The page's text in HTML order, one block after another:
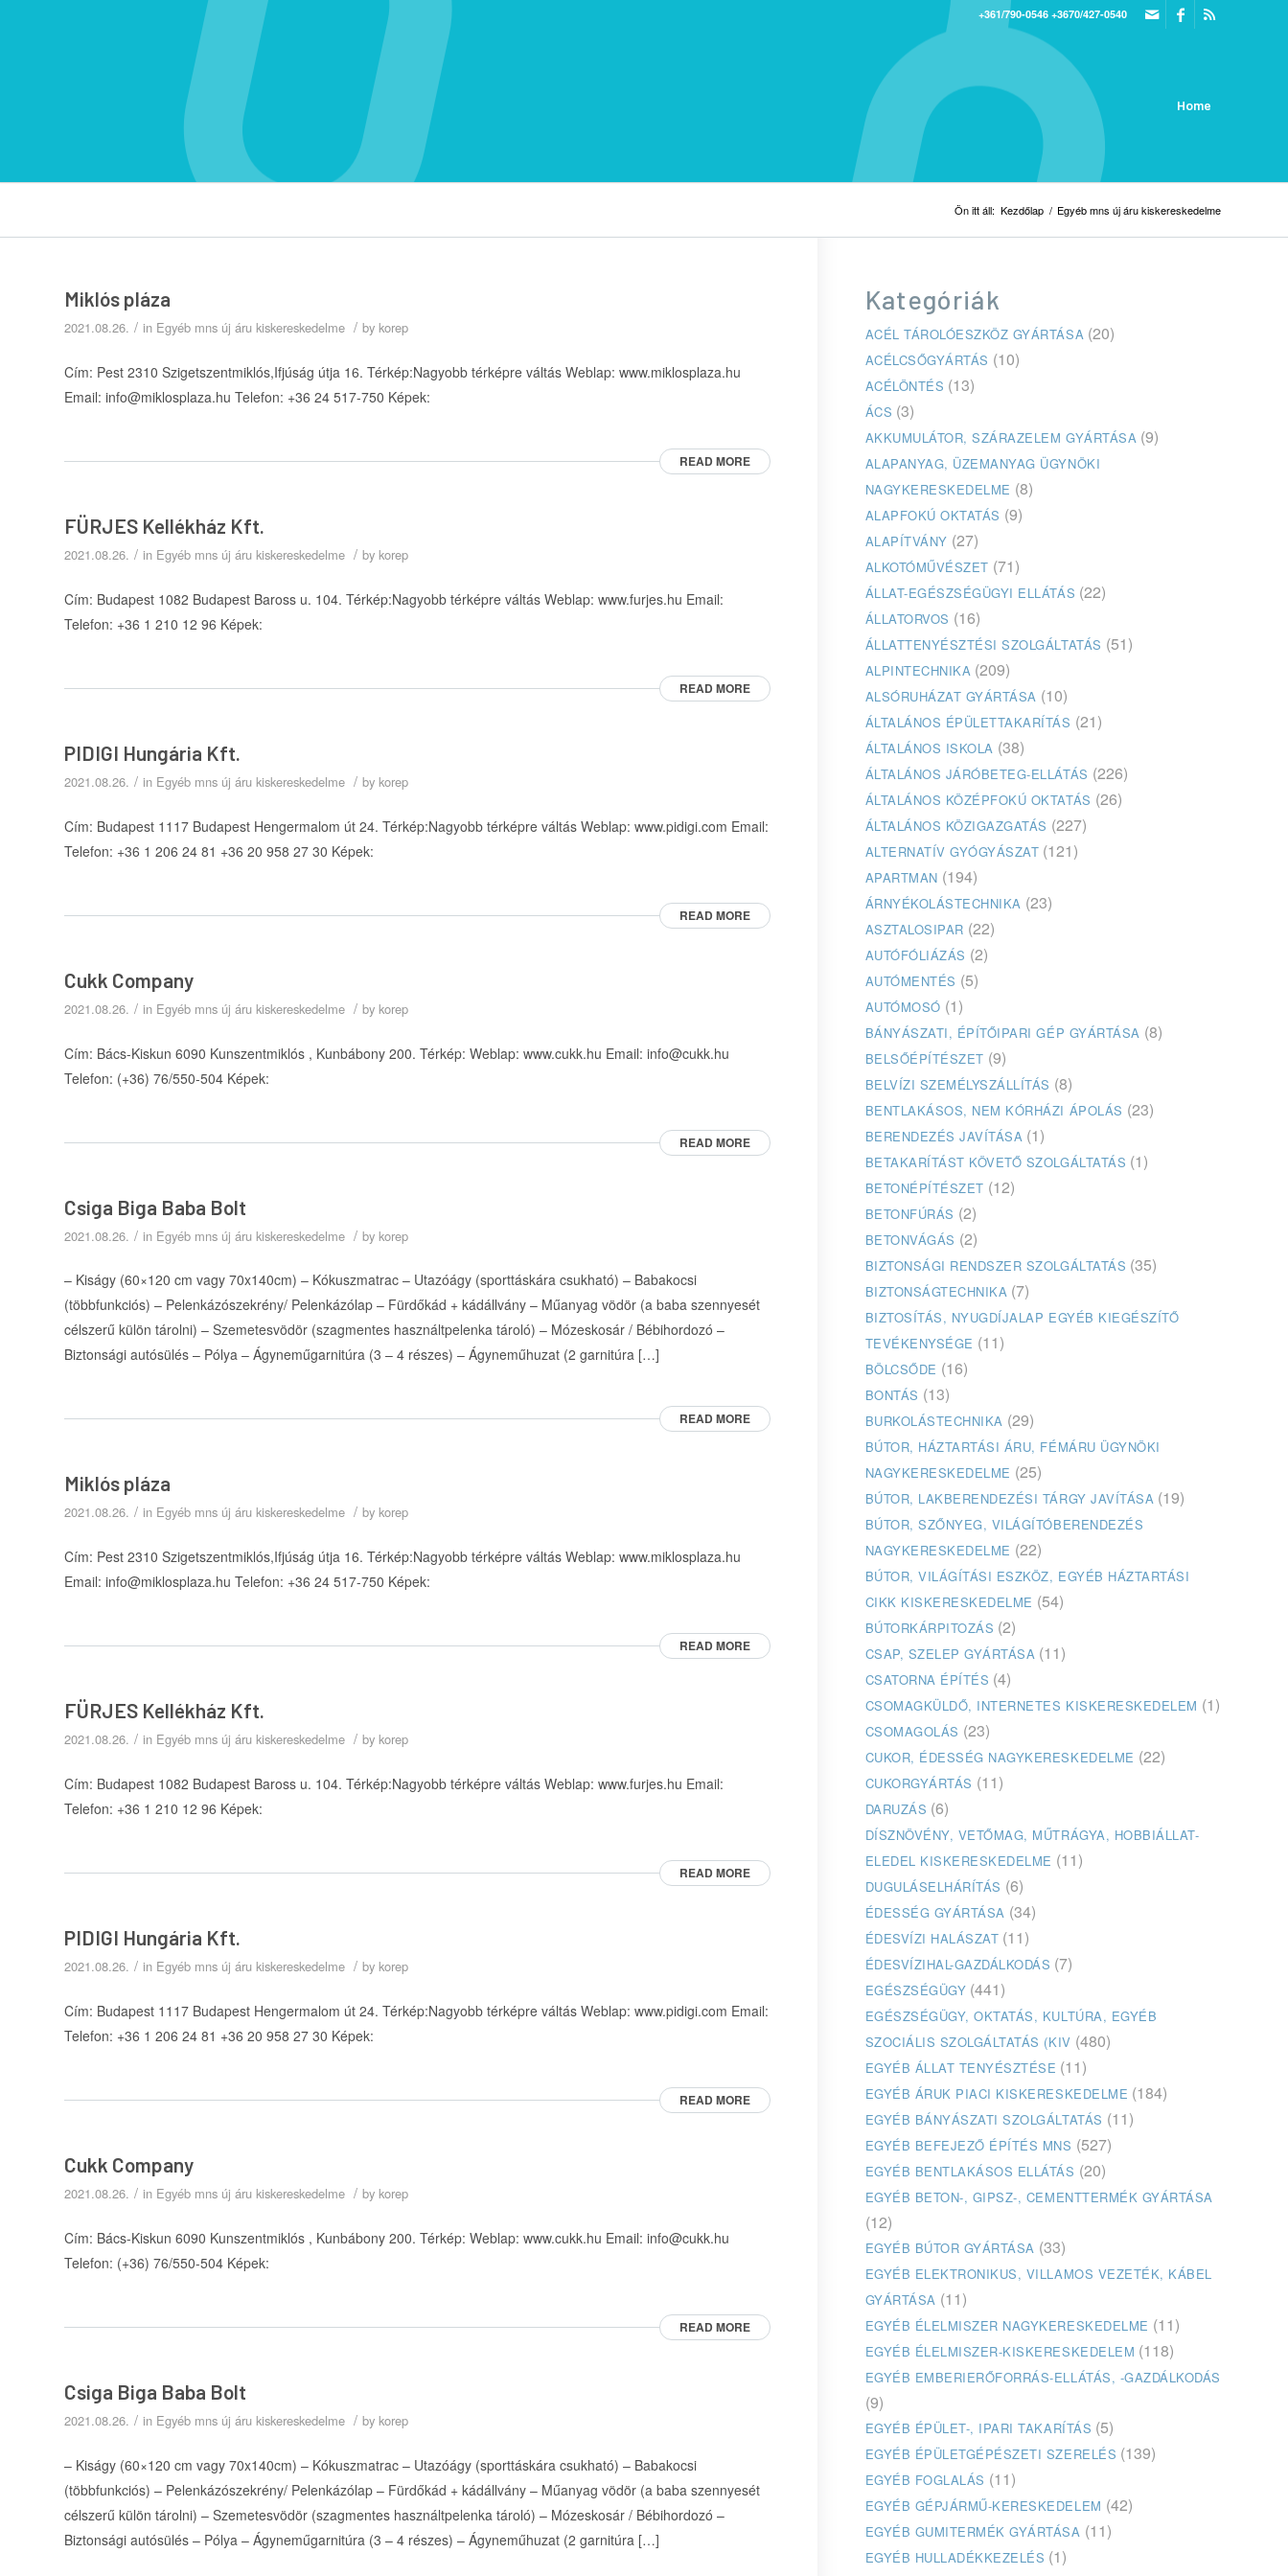
+361/790-0546 +3670/427-0540
Home
Ön itt áll: Kezdőlap / Egyéb mns új áru kiskereskedelme
Miklós pláza
2021.08.26. / in Egyéb mns új áru kiskereskedelme / by korep
Cím: Pest 2310 Szigetszentmiklós,Ifjúság útja 16. Térkép:Nagyobb térképre váltás Weblap: www.miklosplaza.hu
Email: info@miklosplaza.hu Telefon: +36 24 517-750 Képek:
READ MORE
FÜRJES Kellékház Kft.
2021.08.26. / in Egyéb mns új áru kiskereskedelme / by korep
Cím: Budapest 1082 Budapest Baross u. 104. Térkép:Nagyobb térképre váltás Weblap: www.furjes.hu Email:
Telefon: +36 1 210 12 96 Képek:
READ MORE
PIDIGI Hungária Kft.
2021.08.26. / in Egyéb mns új áru kiskereskedelme / by korep
Cím: Budapest 1117 Budapest Hengermalom út 24. Térkép:Nagyobb térképre váltás Weblap: www.pidigi.com Email:
Telefon: +36 1 206 24 81 +36 20 958 27 30 Képek:
READ MORE
Cukk Company
2021.08.26. / in Egyéb mns új áru kiskereskedelme / by korep
Cím: Bács-Kiskun 6090 Kunszentmiklós , Kunbábony 200. Térkép: Weblap: www.cukk.hu Email: info@cukk.hu
Telefon: (+36) 76/550-504 Képek:
READ MORE
Csiga Biga Baba Bolt
2021.08.26. / in Egyéb mns új áru kiskereskedelme / by korep
– Kiságy (60×120 cm vagy 70x140cm) – Kókuszmatrac – Utazóágy (sporttáskára csukható) – Babakocsi
(többfunkciós) – Pelenkázószekrény/ Pelenkázólap – Fürdőkád + kádállvány – Műanyag vödör (a baba szennyesét
célszerű külön tárolni) – Szemetesvödör (szagmentes használtpelenka tároló) – Mózeskosár / Bébihordozó –
Biztonsági autósülés – Pólya – Ágyneműgarnitúra (3 – 4 részes) – Ágyneműhuzat (2 garnitúra […]
READ MORE
Miklós pláza
2021.08.26. / in Egyéb mns új áru kiskereskedelme / by korep
Cím: Pest 2310 Szigetszentmiklós,Ifjúság útja 16. Térkép:Nagyobb térképre váltás Weblap: www.miklosplaza.hu
Email: info@miklosplaza.hu Telefon: +36 24 517-750 Képek:
READ MORE
FÜRJES Kellékház Kft.
2021.08.26. / in Egyéb mns új áru kiskereskedelme / by korep
Cím: Budapest 1082 Budapest Baross u. 104. Térkép:Nagyobb térképre váltás Weblap: www.furjes.hu Email:
Telefon: +36 1 210 12 96 Képek:
READ MORE
PIDIGI Hungária Kft.
2021.08.26. / in Egyéb mns új áru kiskereskedelme / by korep
Cím: Budapest 1117 Budapest Hengermalom út 24. Térkép:Nagyobb térképre váltás Weblap: www.pidigi.com Email:
Telefon: +36 1 206 24 81 +36 20 958 27 30 Képek:
READ MORE
Cukk Company
2021.08.26. / in Egyéb mns új áru kiskereskedelme / by korep
Cím: Bács-Kiskun 6090 Kunszentmiklós , Kunbábony 200. Térkép: Weblap: www.cukk.hu Email: info@cukk.hu
Telefon: (+36) 76/550-504 Képek:
READ MORE
Csiga Biga Baba Bolt
2021.08.26. / in Egyéb mns új áru kiskereskedelme / by korep
– Kiságy (60×120 cm vagy 70x140cm) – Kókuszmatrac – Utazóágy (sporttáskára csukható) – Babakocsi
(többfunkciós) – Pelenkázószekrény/ Pelenkázólap – Fürdőkád + kádállvány – Műanyag vödör (a baba szennyesét
célszerű külön tárolni) – Szemetesvödör (szagmentes használtpelenka tároló) – Mózeskosár / Bébihordozó –
Biztonsági autósülés – Pólya – Ágyneműgarnitúra (3 – 4 részes) – Ágyneműhuzat (2 garnitúra […]
Kategóriák
ACÉL TÁROLÓESZKÖZ GYÁRTÁSA (20)
ACÉLCSŐGYÁRTÁS (10)
ACÉLÖNTÉS (13)
ÁCS (3)
AKKUMULÁTOR, SZÁRAZELEM GYÁRTÁSA (9)
ALAPANYAG, ÜZEMANYAG ÜGYNÖKI
NAGYKERESKEDELME (8)
ALAPFOKÚ OKTATÁS (9)
ALAPÍTVÁNY (27)
ALKOTÓMŰVÉSZET (71)
ÁLLAT-EGÉSZSÉGÜGYI ELLÁTÁS (22)
ÁLLATORVOS (16)
ÁLLATTENYÉSZTÉSI SZOLGÁLTATÁS (51)
ALPINTECHNIKA (209)
ALSÓRUHÁZAT GYÁRTÁSA (10)
ÁLTALÁNOS ÉPÜLETTAKARÍTÁS (21)
ÁLTALÁNOS ISKOLA (38)
ÁLTALÁNOS JÁRÓBETEG-ELLÁTÁS (226)
ÁLTALÁNOS KÖZÉPFOKÚ OKTATÁS (26)
ÁLTALÁNOS KÖZIGAZGATÁS (227)
ALTERNATÍV GYÓGYÁSZAT (121)
APARTMAN (194)
ÁRNYÉKOLÁSTECHNIKA (23)
ASZTALOSIPAR (22)
AUTÓFÓLIÁZÁS (2)
AUTÓMENTÉS (5)
AUTÓMOSÓ (1)
BÁNYÁSZATI, ÉPÍTŐIPARI GÉP GYÁRTÁSA (8)
BELSŐÉPÍTÉSZET (9)
BELVÍZI SZEMÉLYSZÁLLÍTÁS (8)
BENTLAKÁSOS, NEM KÓRHÁZI ÁPOLÁS (23)
BERENDEZÉS JAVÍTÁSA (1)
BETAKARÍTÁST KÖVETŐ SZOLGÁLTATÁS (1)
BETONÉPÍTÉSZET (12)
BETONFÚRÁS (2)
BETONVÁGÁS (2)
BIZTONSÁGI RENDSZER SZOLGÁLTATÁS (35)
BIZTONSÁGTECHNIKA (7)
BIZTOSÍTÁS, NYUGDÍJALAP EGYÉB KIEGÉSZÍTŐ
TEVÉKENYSÉGE (11)
BÖLCSŐDE (16)
BONTÁS (13)
BURKOLÁSTECHNIKA (29)
BÚTOR, HÁZTARTÁSI ÁRU, FÉMÁRU ÜGYNÖKI
NAGYKERESKEDELME (25)
BÚTOR, LAKBERENDEZÉSI TÁRGY JAVÍTÁSA (19)
BÚTOR, SZŐNYEG, VILÁGÍTÓBERENDEZÉS
NAGYKERESKEDELME (22)
BÚTOR, VILÁGÍTÁSI ESZKÖZ, EGYÉB HÁZTARTÁSI
CIKK KISKERESKEDELME (54)
BÚTORKÁRPITOZÁS (2)
CSAP, SZELEP GYÁRTÁSA (11)
CSATORNA ÉPÍTÉS (4)
CSOMAGKÜLDŐ, INTERNETES KISKERESKEDELEM (1)
CSOMAGOLÁS (23)
CUKOR, ÉDESSÉG NAGYKERESKEDELME (22)
CUKORGYÁRTÁS (11)
DARUZÁS (6)
DÍSZNÖVÉNY, VETŐMAG, MŰTRÁGYA, HOBBIÁLLAT-
ELEDEL KISKERESKEDELME (11)
DUGULÁSELHÁRÍTÁS (6)
ÉDESSÉG GYÁRTÁSA (34)
ÉDESVÍZI HALÁSZAT (11)
ÉDESVÍZIHAL-GAZDÁLKODÁS (7)
EGÉSZSÉGÜGY (441)
EGÉSZSÉGÜGY, OKTATÁS, KULTÚRA, EGYÉB
SZOCIÁLIS SZOLGÁLTATÁS (KIV (480)
EGYÉB ÁLLAT TENYÉSZTÉSE (11)
EGYÉB ÁRUK PIACI KISKERESKEDELME (184)
EGYÉB BÁNYÁSZATI SZOLGÁLTATÁS (11)
EGYÉB BEFEJEZŐ ÉPÍTÉS MNS (527)
EGYÉB BENTLAKÁSOS ELLÁTÁS (20)
EGYÉB BETON-, GIPSZ-, CEMENTTERMÉK GYÁRTÁSA
(12)
EGYÉB BÚTOR GYÁRTÁSA (33)
EGYÉB ELEKTRONIKUS, VILLAMOS VEZETÉK, KÁBEL
GYÁRTÁSA (11)
EGYÉB ÉLELMISZER NAGYKERESKEDELME (11)
EGYÉB ÉLELMISZER-KISKERESKEDELEM (118)
EGYÉB EMBERIERŐFORRÁS-ELLÁTÁS, -GAZDÁLKODÁS
(9)
EGYÉB ÉPÜLET-, IPARI TAKARÍTÁS (5)
EGYÉB ÉPÜLETGÉPÉSZETI SZERELÉS (139)
EGYÉB FOGLALÁS (11)
EGYÉB GÉPJÁRMŰ-KERESKEDELEM (42)
EGYÉB GUMITERMÉK GYÁRTÁSA (11)
EGYÉB HULLADÉKKEZELÉS (1)